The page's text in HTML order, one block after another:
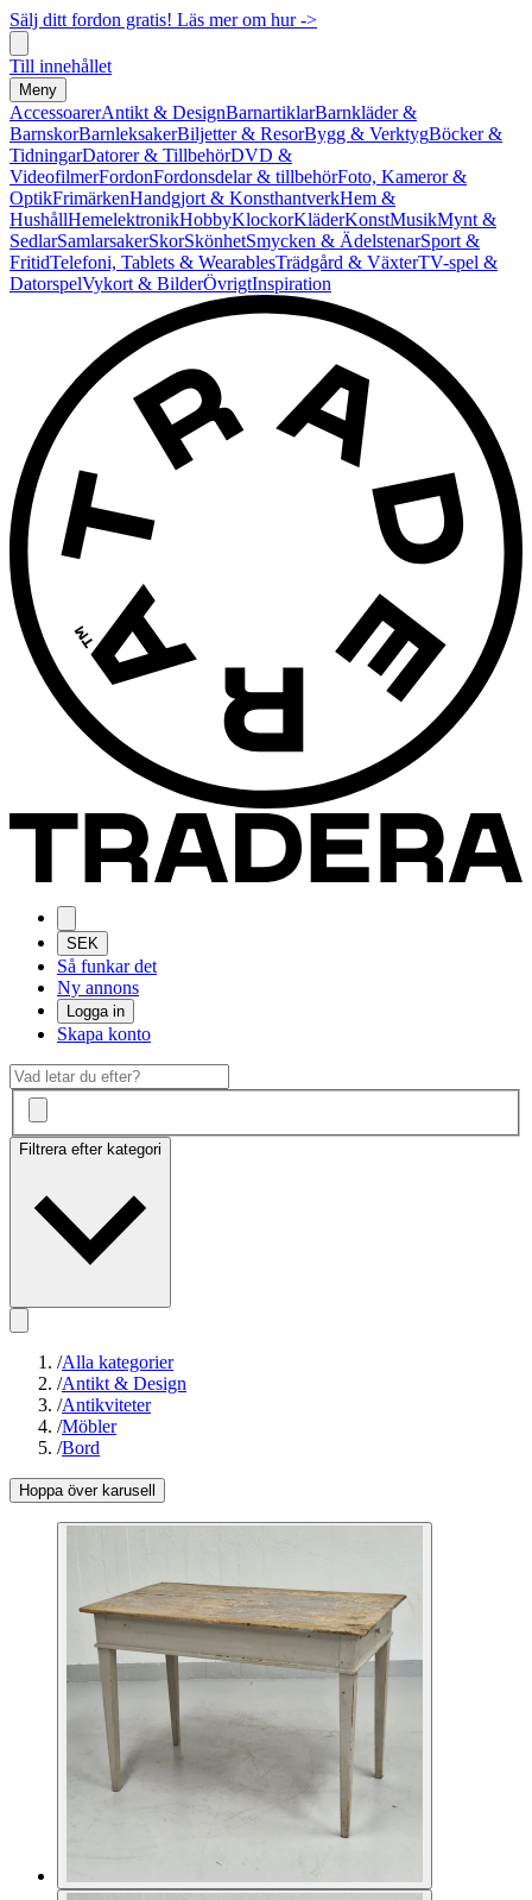
Sälj ditt fordon gratis! Läs mer om hur ->
Till innehållet
Meny
AccessoarerAntikt & DesignBarnartiklarBarnkläder &
BarnskorBarnleksakerBiljetter & ResorBygg & VerktygBöcker &
TidningarDatorer & TillbehörDVD &
VideofilmerFordonFordonsdelar & tillbehörFoto, Kameror &
OptikFrimärkenHandgjort & KonsthantverkHem &
HushållHemelektronikHobbyKlockorKläderKonstMusikMynt &
SedlarSamlarsakerSkorSkönhetSmycken & ÄdelstenarSport &
FritidTelefoni, Tablets & WearablesTrädgård & VäxterTV-spel &
DatorspelVykort & BilderÖvrigtInspiration
SEK
Så funkar det
Ny annons
Logga in
Skapa konto
Filtrera efter kategori
/Alla kategorier
/Antikt & Design
/Antikviteter
/Möbler
/Bord
Hoppa över karusell